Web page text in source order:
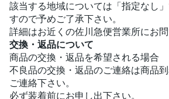
該当する地域については「指定なし
すので予めご了承下さい。
詳細はお近くの佐川急便営業所にお問
交換・返品について
商品の交換・返品を希望される場合
不良品の交換・返品のご連絡は商品
ご連絡下さい。
必ず装着前にお申し出下さい。